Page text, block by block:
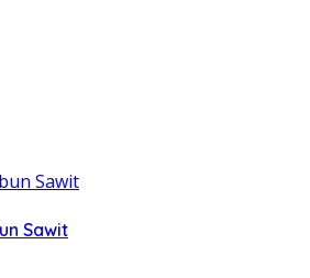
Sawit